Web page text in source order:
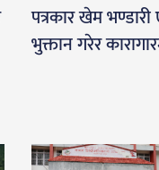
पत्रकार खेम
भुक्तान गरेर